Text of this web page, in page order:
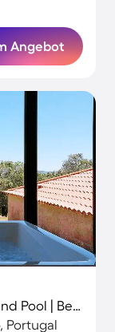
Angebot
Bauernhof mit Whirlpool, Garten und Pool | Bergblick
Portugal